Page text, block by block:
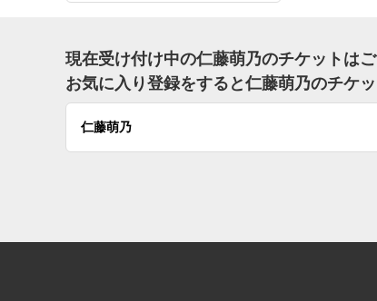
現在受け付け中の仁藤萌乃のチケットはご
お気に入り登録をすると仁藤萌乃のチケ
仁藤萌乃